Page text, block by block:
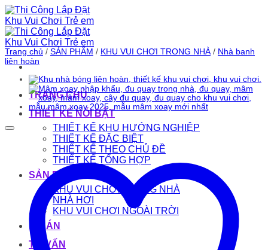
Bỏ
qua
nội
dung
TRANG CHỦ
THIẾT KẾ NỔI BẬT
THIẾT KẾ KHU HƯỚNG NGHIỆP
THIẾT KẾ ĐẶC BIỆT
THIẾT KẾ THEO CHỦ ĐỀ
THIẾT KẾ TỔNG HỢP
SẢN PHẨM
KHU VUI CHƠI TRONG NHÀ
NHÀ HƠI
KHU VUI CHƠI NGOÀI TRỜI
DỰ ÁN
TƯ VẤN
Trang chủ / SẢN PHẨM / KHU VUI CHƠI TRONG NHÀ / Nhà banh
liên hoàn